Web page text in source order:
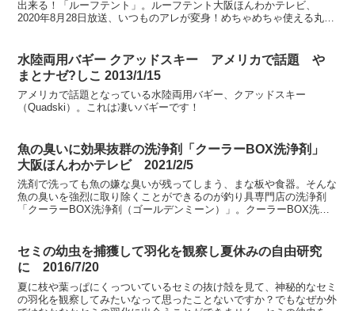
出来る！「ルーフテント」。ルーフテント大阪ほんわかテレビ、
2020年8月28日放送、いつものアレが変身！めちゃめちゃ使える丸秘
水陸両用バギー クアッドスキー アメリカで話題 や
まとナゼ?しこ 2013/1/15
アメリカで話題となっている水陸両用バギー、クアッドスキー
（Quadski）。これは凄いバギーです！
魚の臭いに効果抜群の洗浄剤「クーラーBOX洗浄剤」
大阪ほんわかテレビ 2021/2/5
洗剤で洗っても魚の嫌な臭いが残ってしまう、まな板や食器。そんな
魚の臭いを強烈に取り除くことができるのが釣り具専門店の洗浄剤
「クーラーBOX洗浄剤（ゴールデンミーン）」。クーラーBOX洗浄
セミの幼虫を捕獲して羽化を観察し夏休みの自由研究
に 2016/7/20
夏に枝や葉っぱにくっついているセミの抜け殻を見て、神秘的なセミ
の羽化を観察してみたいなって思ったことないですか？でもなぜか外